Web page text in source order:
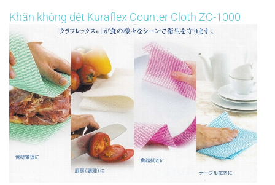
Khăn không dệt Kuraflex Counter Cloth ZO-1000